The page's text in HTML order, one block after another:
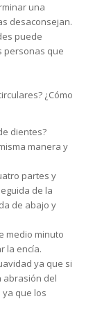
una
desaconsejan.
puede
personas que
¿Cómo
dientes?
manera y
partes y
de la
de abajo y
medio minuto
la encía.
ya que si
abrasión del
que los